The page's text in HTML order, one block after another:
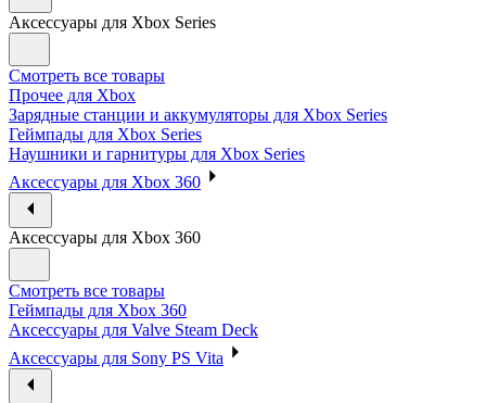
Аксессуары для Xbox Series
Смотреть все товары
Прочее для Xbox
Зарядные станции и аккумуляторы для Xbox Series
Геймпады для Xbox Series
Наушники и гарнитуры для Xbox Series
Аксессуары для Xbox 360
Аксессуары для Xbox 360
Смотреть все товары
Геймпады для Xbox 360
Аксессуары для Valve Steam Deck
Аксессуары для Sony PS Vita